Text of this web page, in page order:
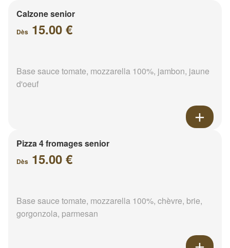
Calzone senior
Dès 15.00 €
Base sauce tomate, mozzarella 100%, jambon, jaune
d'oeuf
Pizza 4 fromages senior
Dès 15.00 €
Base sauce tomate, mozzarella 100%, chèvre, brie,
gorgonzola, parmesan